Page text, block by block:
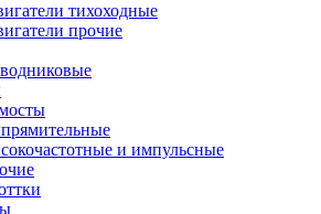
тихоходные
прочие
и импульсные